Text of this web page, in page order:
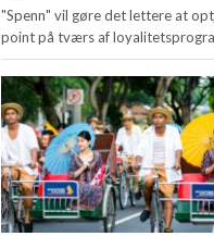
"Spenn" vil gøre det lettere at
point på tværs af